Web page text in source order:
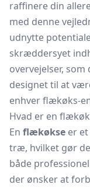
raffinere din
med denne
udnytte
skræddersyet
overvejelser,
designet til at
enhver flækøks-
Hvad er en
En flækøkse er
træ, hvilket gør
både
der ønsker at